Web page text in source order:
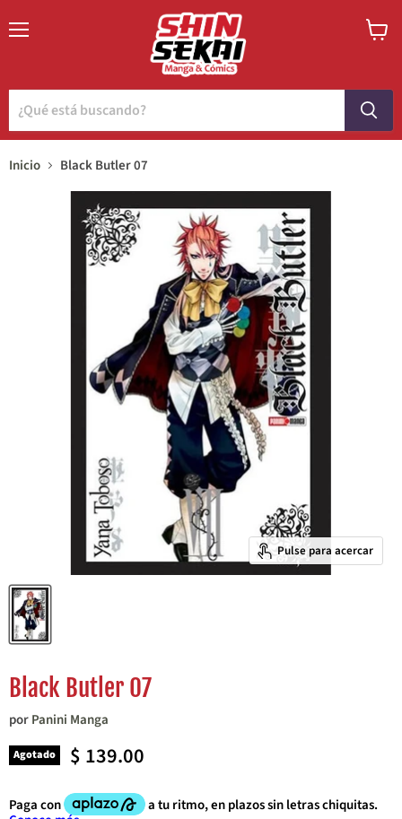
Inicio Black Butler 07
Pulse para acercar
Black Butler 07
porPanini Manga
Agotado Precio actual
$ 139.00